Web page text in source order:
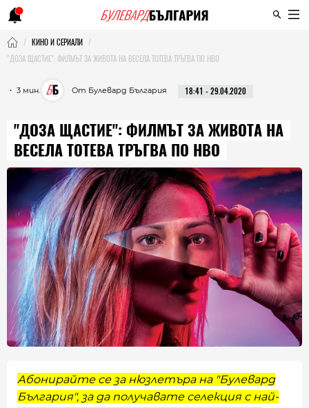
КИНО И СЕРИАЛИ
"ДОЗА ЩАСТИЕ": ФИЛМЪТ ЗА ЖИВОТА НА ВЕСЕЛА ТОТЕВА ТРЪГВА ПО HBO
・ 3 мин. От Булевард България 18:41 - 29.04.2020
"ДОЗА ЩАСТИЕ": ФИЛМЪТ ЗА ЖИВОТА НА
ВЕСЕЛА ТОТЕВА ТРЪГВА ПО HBO
Абонирайте се за нюзлетъра на "Булевард
България", за да получавате селекция с най-